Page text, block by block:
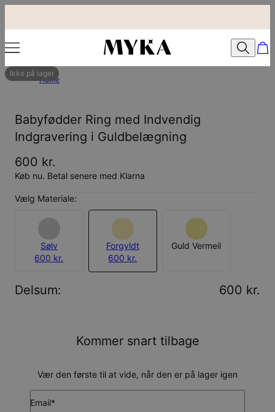
Ikke på lager
Home
Babyfødder Ring med Indvendig
Indgravering i Guldbelægning
600 kr.
Køb nu. Betal senere med Klarna
Vælg Materiale:
Sølv
600 kr.
Forgyldt
600 kr.
Guld Vermeil
Delsum: 600 kr.
Kommer snart tilbage
Vær den første til at vide, når den er på lager igen
Email*